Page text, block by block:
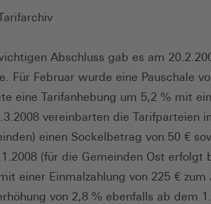
Abschluss gab es am
Für Februar wurde eine Pauschale
eine Tarifanhebung um 5,2 % mit
vereinbarten die Tarifparteien
einen Sockelbetrag von 50 €
(für die Gemeinden Ost erfolgt
einer Einmalzahlung von 225 € zum
von 2,8 % ebenfalls ab dem